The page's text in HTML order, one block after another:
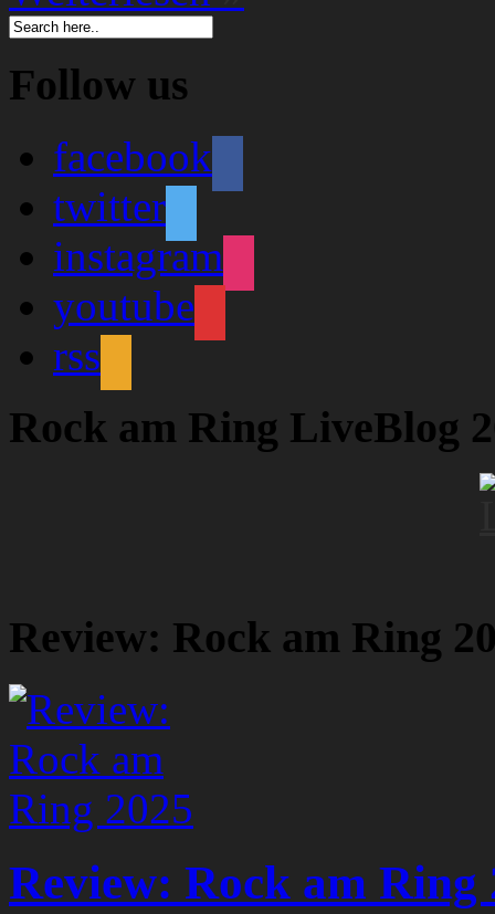
Follow us
facebook
twitter
instagram
youtube
rss
Rock am Ring LiveBlog
Review: Rock am Ring
Review: Rock am Ring